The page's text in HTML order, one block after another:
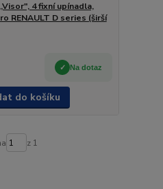
4 fixní upínadla,
RENAULT D series (širší
Na dotaz
do košíku
z 1